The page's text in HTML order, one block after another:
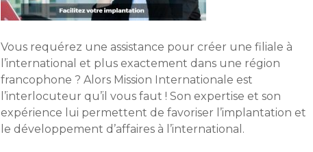
Vous requérez une assistance pour créer une filiale à
l’international et plus exactement dans une région
francophone ? Alors Mission Internationale est
l’interlocuteur qu’il vous faut ! Son expertise et son
expérience lui permettent de favoriser l’implantation et
le développement d’affaires à l’international.